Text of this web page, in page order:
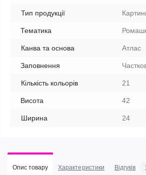
Тип продукції
Тематика
Канва та основа Атлас
Заповнення
Кількість кольорів 21
Висота 42
Ширина 24
Опис товару Характеристики Відгуків